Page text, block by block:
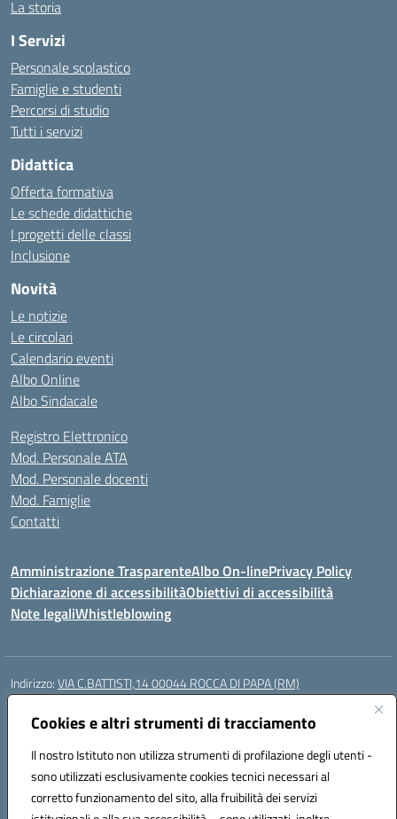
Cookies e altri strumenti di tracciamento
Il nostro Istituto non utilizza strumenti di profilazione degli utenti -
sono utilizzati esclusivamente cookies tecnici necessari al
corretto funzionamento del sito, alla fruibilità dei servizi
La storia
I Servizi
Personale scolastico
Famiglie e studenti
Percorsi di studio
Tutti i servizi
Didattica
Offerta formativa
Le schede didattiche
I progetti delle classi
Inclusione
Novità
Le notizie
Le circolari
Calendario eventi
Albo Online
Albo Sindacale
Registro Elettronico
Mod. Personale ATA
Mod. Personale docenti
Mod. Famiglie
Contatti
Amministrazione TrasparenteAlbo On-linePrivacy Policy
Dichiarazione di accessibilitàObiettivi di accessibilità
Note legaliWhistleblowing
Indirizzo:VIA C.BATTISTI,14 00044 ROCCA DI PAPA (RM)
Centralino:
Posta elettronica certificata (PEC):rmic8aq00n@pec.istruzione.it
Codice fiscale: 84002620585
Codice meccanografico:RMIC8AQ00N
Codice Indice delle Pubbliche Amministrazioni (IPA): istsc_rmic8aq00n
Codice unico di fatturazione (CUF): 7JVJUU